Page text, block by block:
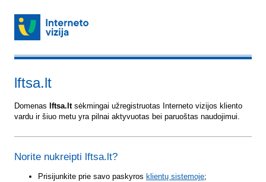
lftsa.lt
Domenas lftsa.ltsėkmingai užregistruotas Interneto vizijos kliento
vardu ir šiuo metu yra pilnai aktyvuotas bei paruoštas naudojimui.
Norite nukreipti lftsa.lt?
Prisijunkite prie savo paskyros klientų sistemoje;